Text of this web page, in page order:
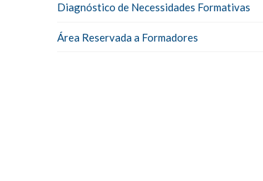
Diagnóstico de Necessidades Formativas
Área Reservada a Formadores